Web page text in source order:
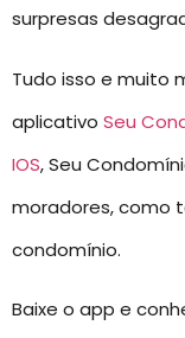
surpresas
Tudo isso e muito
aplicativo Seu
IOS, Seu
moradores, como
condomínio.
Baixe o app e